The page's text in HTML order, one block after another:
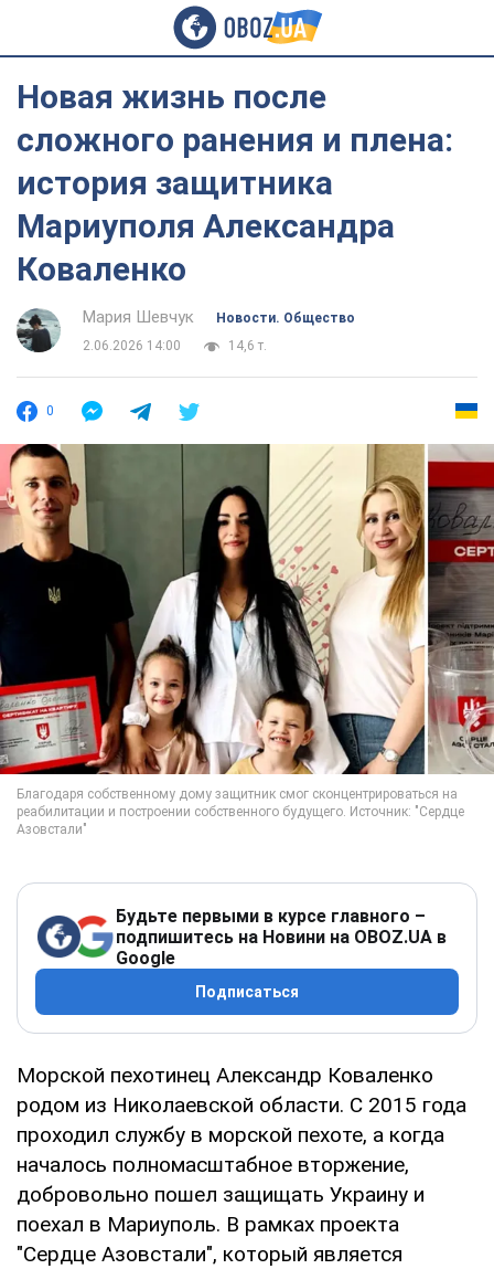
Новая жизнь после
сложного ранения и плена:
история защитника
Мариуполя Александра
Коваленко
Мария Шевчук
Новости. Общество
2.06.2026 14:00
14,6 т.
0
Будьте первыми в курсе главного –
подпишитесь на Новини на OBOZ.UA в
Google
Подписаться
Морской пехотинец Александр Коваленко
родом из Николаевской области. С 2015 года
проходил службу в морской пехоте, а когда
началось полномасштабное вторжение,
добровольно пошел защищать Украину и
поехал в Мариуполь. В рамках проекта
"Сердце Азовстали", который является